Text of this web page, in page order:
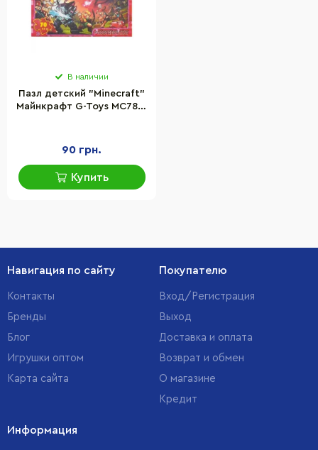
В наличии
Пазл детский "Minecraft"
Майнкрафт G-Toys MC782,
90 грн.
Купить
Навигация по сайту
Контакты
Бренды
Блог
Игрушки оптом
Карта сайта
Покупателю
Вход/Регистрация
Выход
Доставка и оплата
Возврат и обмен
О магазине
Кредит
Информация